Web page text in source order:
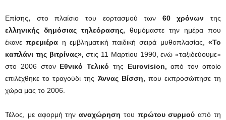
Επίσης, στο πλαίσιο του εορτασμού των 60 χρόνων της
ελληνικής δημόσιας τηλεόρασης, θυμόμαστε την ημέρα που
έκανεπρεμιέρα η εμβληματική παιδική σειρά μυθοπλασίας,«Το
καπλάνι της βιτρίνας», στις 11 Μαρτίου 1990, ενώ «ταξιδεύουμε»
στο 2006 στον Εθνικό Τελικό της Εurovision, από τον οποίο
επιλέχθηκε το τραγούδι της Άννας Βίσση, που εκπροσώπησε τη
χώρα μας το 2006.
Τέλος, με αφορμή τηναναχώρηση του πρώτου συρμού από τη